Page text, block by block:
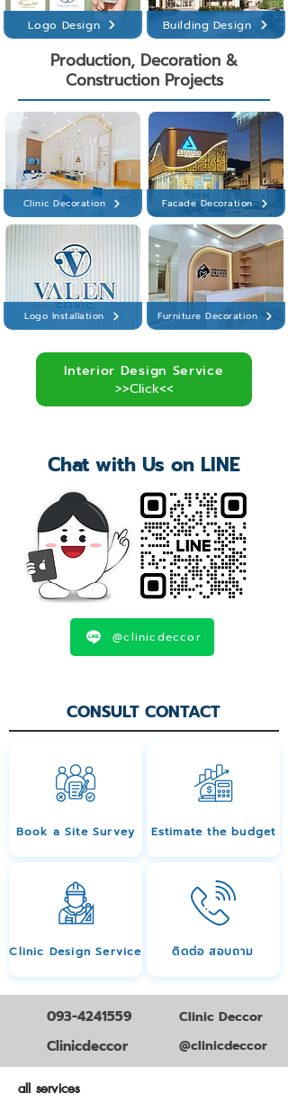
Logo Design Building Design
Production, Decoration &
Construction Projects
Clinic Decoration
Logo Installation
Facade Decoration
Furniture Decoration
Interior Design Service
>>Click<<
Chat with Us on LINE
@clinicdeccor
CONSULT CONTACT
Book a Site Survey Estimate the budget
Clinic Design Service ติดต่อ สอบถาม
093-4241559
Clinicdeccor
Clinic Deccor
@clinicdeccor
all services